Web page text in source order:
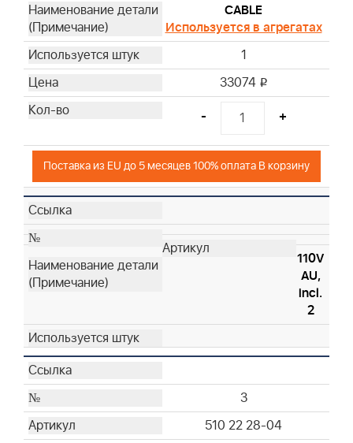
CABLE
Используется в агрегатах
1
33074 i
- +
Поставка из EU до 5 месяцев 100% оплата В корзину
110V
AU,
incl.
2
3
510 22 28-04